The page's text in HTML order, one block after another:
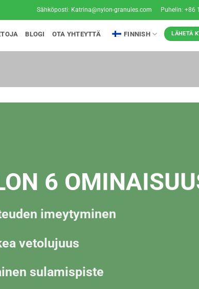
Sähköposti: Katrina@nylon-granules.com Puhelin: +86
BLOGI OTA YHTEYTTÄ FINNISH LÄHETÄ
6
imeytyminen
vetolujuus
sulamispiste